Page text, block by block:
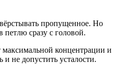
пропущенное. Но
сразу с головой.
максимальной концентрации и
не допустить усталости.